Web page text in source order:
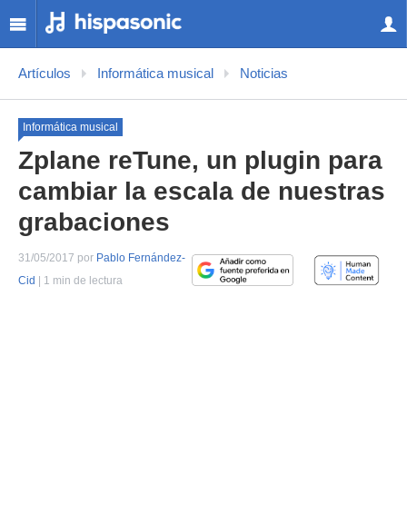
Artículos Informática musical Noticias
Informática musical
Zplane reTune, un plugin para
cambiar la escala de nuestras
grabaciones
31/05/2017 por Pablo Fernández-
Cid
| 1 min de lectura